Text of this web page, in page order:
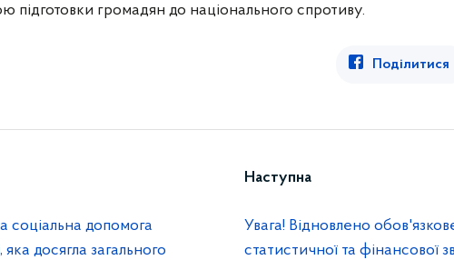
підготовки громадян до національного спротиву.
Поділитися
соціальна допомога
досягла загального
Наступна
Увага! Відновлено
статистичної та фінансової